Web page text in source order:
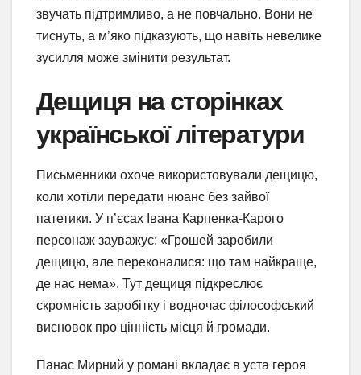
звучать підтримливо, а не повчально. Вони не
тиснуть, а м’яко підказують, що навіть невелике
зусилля може змінити результат.
Дещиця на сторінках
української літератури
Письменники охоче використовували дещицю,
коли хотіли передати нюанс без зайвої
патетики. У п’єсах Івана Карпенка-Карого
персонаж зауважує: «Грошей заробили
дещицю, але переконалися: що там найкраще,
де нас нема». Тут дещиця підкреслює
скромність заробітку і водночас філософський
висновок про цінність місця й громади.
Панас Мирний у романі вкладає в уста героя